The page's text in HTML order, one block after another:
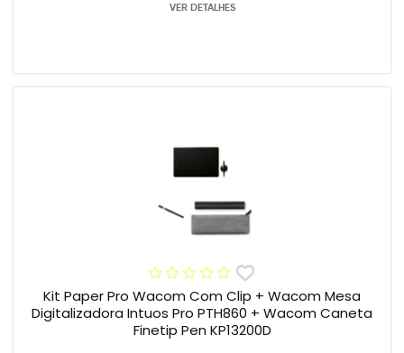
VER DETALHES
Kit Paper Pro Wacom Com Clip + Wacom Mesa
Digitalizadora Intuos Pro PTH860 + Wacom Caneta
Finetip Pen KP13200D